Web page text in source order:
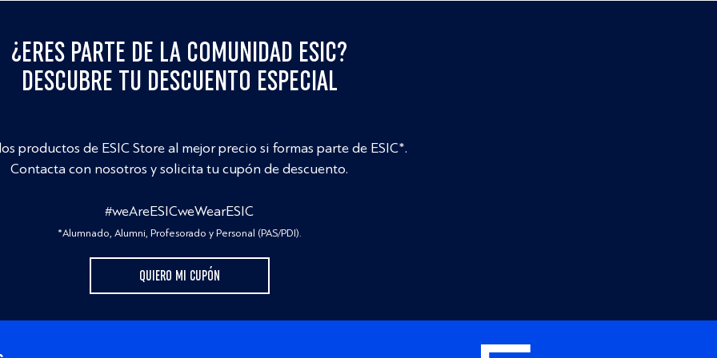
¿ERES PARTE DE LA COMUNIDAD ESIC?
DESCUBRE TU DESCUENTO ESPECIAL
productos de ESIC Store al mejor precio si formas parte de ESIC*.
Contacta con nosotros y solicita tu cupón de descuento.
#weAreESICweWearESIC
*Alumnado, Alumni, Profesorado y Personal (PAS/PDI).
QUIERO MI CUPÓN